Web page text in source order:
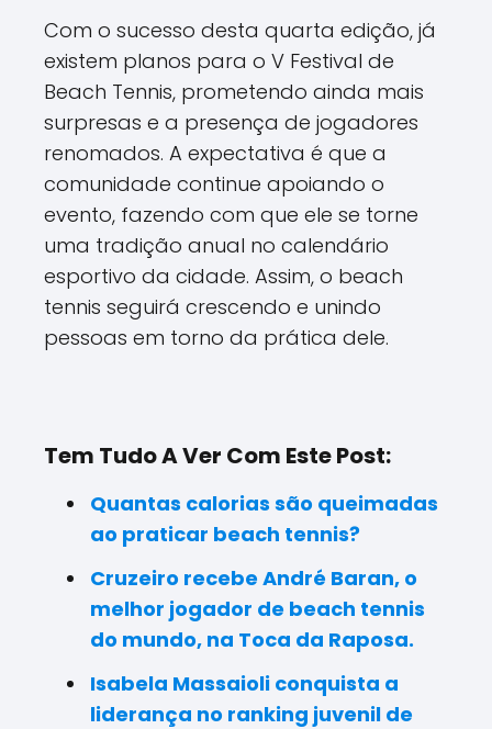
Com o sucesso desta quarta edição, já
existem planos para o V Festival de
Beach Tennis, prometendo ainda mais
surpresas e a presença de jogadores
renomados. A expectativa é que a
comunidade continue apoiando o
evento, fazendo com que ele se torne
uma tradição anual no calendário
esportivo da cidade. Assim, o beach
tennis seguirá crescendo e unindo
pessoas em torno da prática dele.
Tem Tudo A Ver Com Este Post:
Quantas calorias são queimadas
ao praticar beach tennis?
Cruzeiro recebe André Baran, o
melhor jogador de beach tennis
do mundo, na Toca da Raposa.
Isabela Massaioli conquista a
liderança no ranking juvenil de